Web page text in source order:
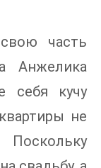
часть
Анжелика
себя кучу
не